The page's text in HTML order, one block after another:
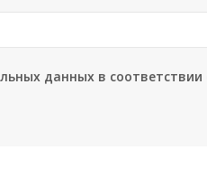
данных в соответствии